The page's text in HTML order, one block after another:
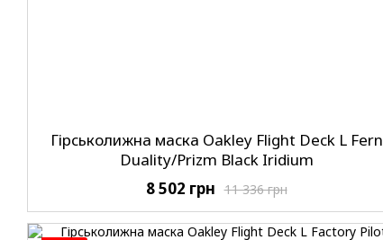
Гірськолижна маска Oakley Flight Deck L Fern
Duality/Prizm Black Iridium
11 336 грн
8 502 грн